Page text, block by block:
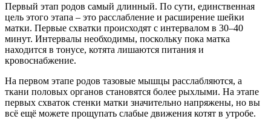
Первый этап родов самый длинный. По сути, единственная
цель этого этапа – это расслабление и расширение шейки
матки. Первые схватки происходят с интервалом в 30–40
минут. Интервалы необходимы, поскольку пока матка
находится в тонусе, котята лишаются питания и
кровоснабжение.
На первом этапе родов тазовые мышцы расслабляются, а
ткани половых органов становятся более рыхлыми. На этапе
первых схваток стенки матки значительно напряжены, но вы
всё ещё можете прощупать слабые движения котят в утробе.